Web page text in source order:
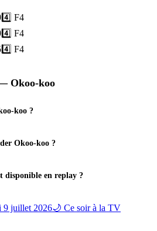
4️⃣ F4
4️⃣ F4
4️⃣ F4
— Okoo-koo
koo ?
Okoo-koo ?
disponible en replay ?
9 juillet 2026🌙 Ce soir à la TV